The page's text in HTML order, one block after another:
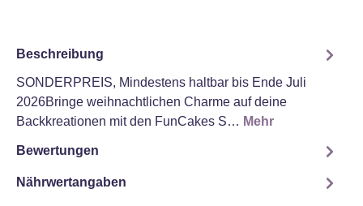
Beschreibung
SONDERPREIS, Mindestens haltbar bis Ende Juli
2026Bringe weihnachtlichen Charme auf deine
Backkreationen mit den FunCakes S… Mehr
Bewertungen
Nährwertangaben